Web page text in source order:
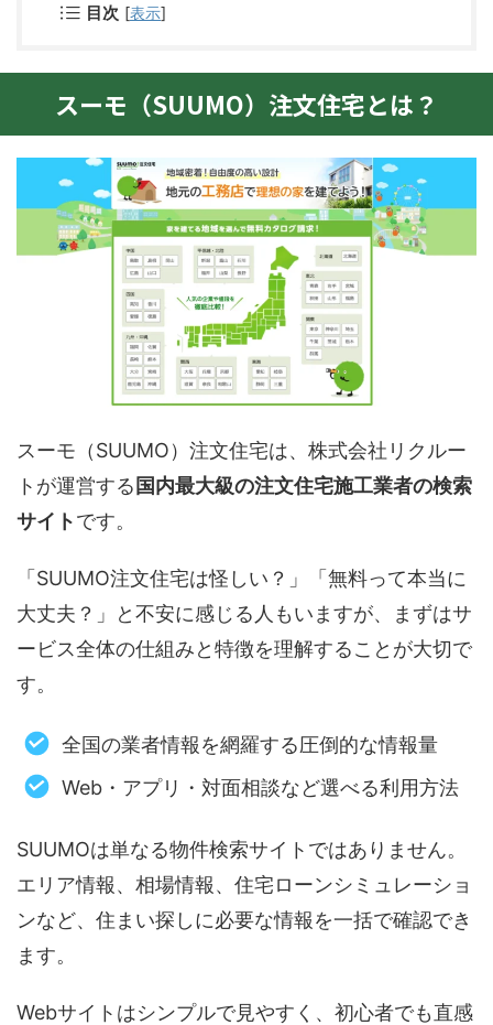
目次 [表示]
スーモ（SUUMO）注文住宅とは？
スーモ（SUUMO）注文住宅は、株式会社リクルー
トが運営する 国内最大級の注文住宅施工業者の検索
サイトです。
「SUUMO注文住宅は怪しい？」「無料って本当に
大丈夫？」と不安に感じる人もいますが、まずはサ
ービス全体の仕組みと特徴を理解することが大切で
す。
全国の業者情報を網羅する圧倒的な情報量
Web・アプリ・対面相談など選べる利用方法
SUUMOは単なる物件検索サイトではありません。
エリア情報、相場情報、住宅ローンシミュレーショ
ンなど、住まい探しに必要な情報を一括で確認でき
ます。
Webサイトはシンプルで見やすく、初心者でも直感